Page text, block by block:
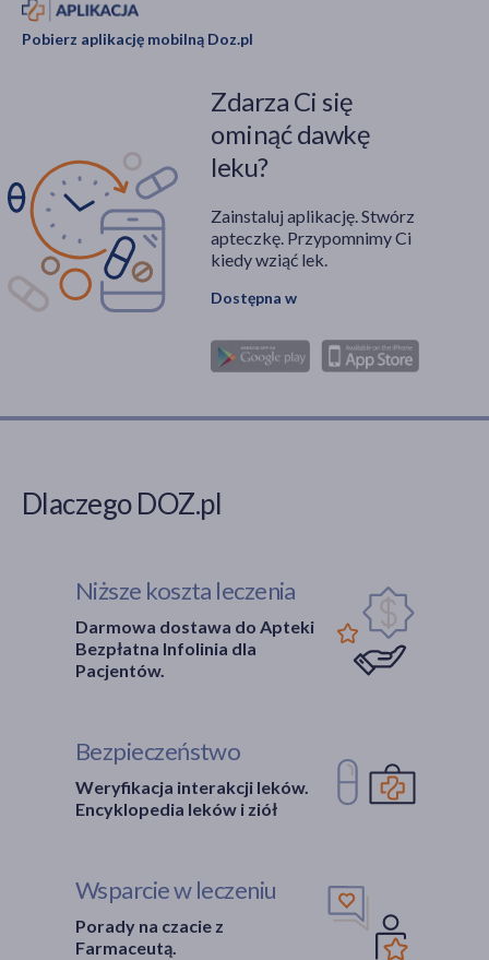
Pobierz aplikację mobilną Doz.pl
Zdarza Ci się
ominąć dawkę
leku?
Zainstaluj aplikację. Stwórz
apteczkę. Przypomnimy Ci
kiedy wziąć lek.
Dostępna w
Dlaczego DOZ.pl
Niższe koszta leczenia
Darmowa dostawa do Apteki
Bezpłatna Infolinia dla
Pacjentów.
Bezpieczeństwo
Weryfikacja interakcji leków.
Encyklopedia leków i ziół
Wsparcie w leczeniu
Porady na czacie z
Farmaceutą.